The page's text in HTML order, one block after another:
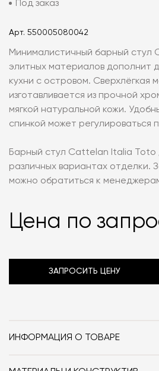
Под заказ
Арт. 550005080042
Минималистичный барный стул
элитных материалов дополнит
кухни с островом. Сверхлёгкая
изготавливается из прочной
мягкой натуральной кожи.
спинкой может регулироваться
Барный стул Cattelan Italia Toto
различных вариантах отделки.
можно обратиться к
Цена по
ЗАПРОСИТЬ ЦЕНУ
ИНФОРМАЦИЯ О ТОВАРЕ